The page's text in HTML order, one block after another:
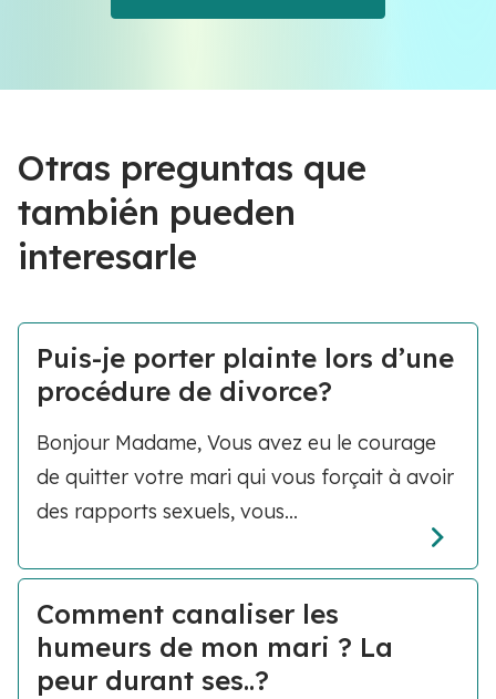
Otras preguntas que
también pueden
interesarle
Puis-je porter plainte lors d’une
procédure de divorce?
Bonjour Madame, Vous avez eu le courage
de quitter votre mari qui vous forçait à avoir
des rapports sexuels, vous...
Comment canaliser les
humeurs de mon mari ? La
peur durant ses..?